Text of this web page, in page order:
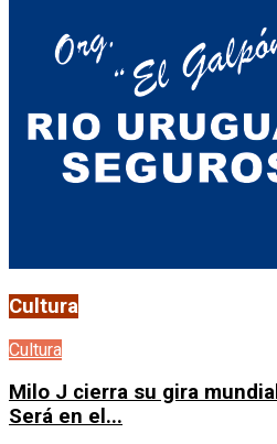
Cultura
Cultura
Milo J cierra su gira
Será en el...